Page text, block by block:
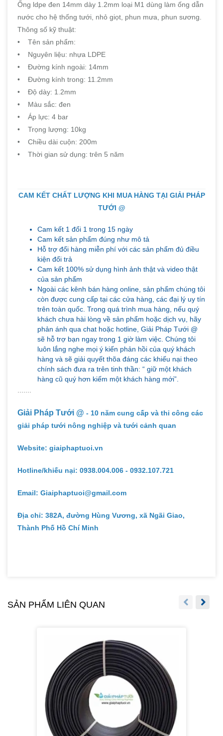
Ống ldpe đen 14mm dày 1.2mm loại M1 dùng làm ống dẫn
nước cho hệ thống tưới, nhỏ giọt, phun mưa, phun sương.
Thông số kỹ thuật:
• Tên sản phẩm:
• Nguyên liệu: nhựa LDPE
• Đường kính ngoài: 14mm
• Đường kính trong: 11.2mm
• Độ dày: 1.2mm
• Màu sắc: đen
• Áp lực: 4 bar
• Trọng lượng: 10kg
• Chiều dài cuộn: 200m
• Thời gian sử dụng: trên 5 năm
CAM KẾT CHẤT LƯỢNG KHI MUA HÀNG TẠI GIẢI PHÁP
TƯỚI @
Cam kết 1 đổi 1 trong 15 ngày
Cam kết sản phẩm đúng như mô tả
Hỗ trợ đổi hàng miễn phí với các sản phẩm đủ điều
kiện đổi trả
Cam kết 100% sử dụng hình ảnh thật và video thật
của sản phẩm
Ngoài các kênh bán hàng online, sản phẩm chúng tôi
còn được cung cấp tại các cửa hàng, các đại lý uy tín
trên toàn quốc. Trong quá trình mua hàng, nếu quý
khách chưa hài lòng về sản phẩm hoặc dịch vụ, hãy
phản ánh qua chat hoặc hotline, Giải Pháp Tưới @
sẽ hỗ trợ bạn ngay trong 1 giờ làm việc. Chúng tôi
luôn lắng nghe mọi ý kiến phản hồi của quý khách
hàng và sẽ giải quyết thõa đáng các khiếu nại theo
chính sách đưa ra trên tinh thần: “ giữ một khách
hàng cũ quý hơn kiếm một khách hàng mới”.
Giải Pháp Tưới @ - 10 năm cung cấp và thi công các
giải pháp tưới nông nghiệp và tưới cảnh quan
Website: giaiphaptuoi.vn
Hotline/khiếu nại: 0938.004.006 - 0932.107.721
Email: Giaiphaptuoi@gmail.com
Địa chỉ: 382A, đường Hùng Vương, xã Ngãi Giao,
Thành Phố Hồ Chí Minh
SẢN PHẨM LIÊN QUAN